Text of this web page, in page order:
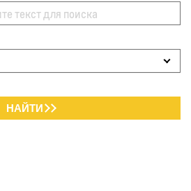
НАЙТИ